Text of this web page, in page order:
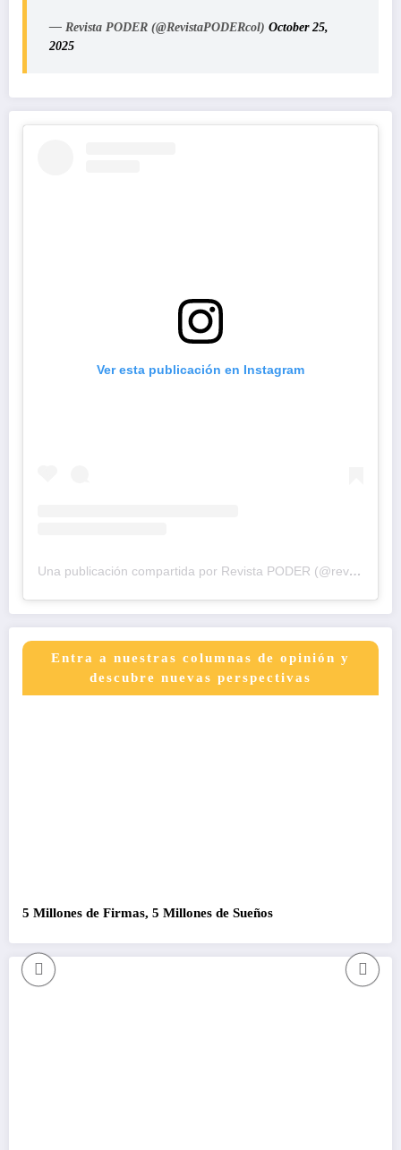
— Revista PODER (@RevistaPODERcol) October 25,
2025
Ver esta publicación en Instagram
Una publicación compartida por Revista PODER (@revistapodercol)
Entra a nuestras columnas de opinión y
descubre nuevas perspectivas
5 Millones de Firmas, 5 Millones de Sueños